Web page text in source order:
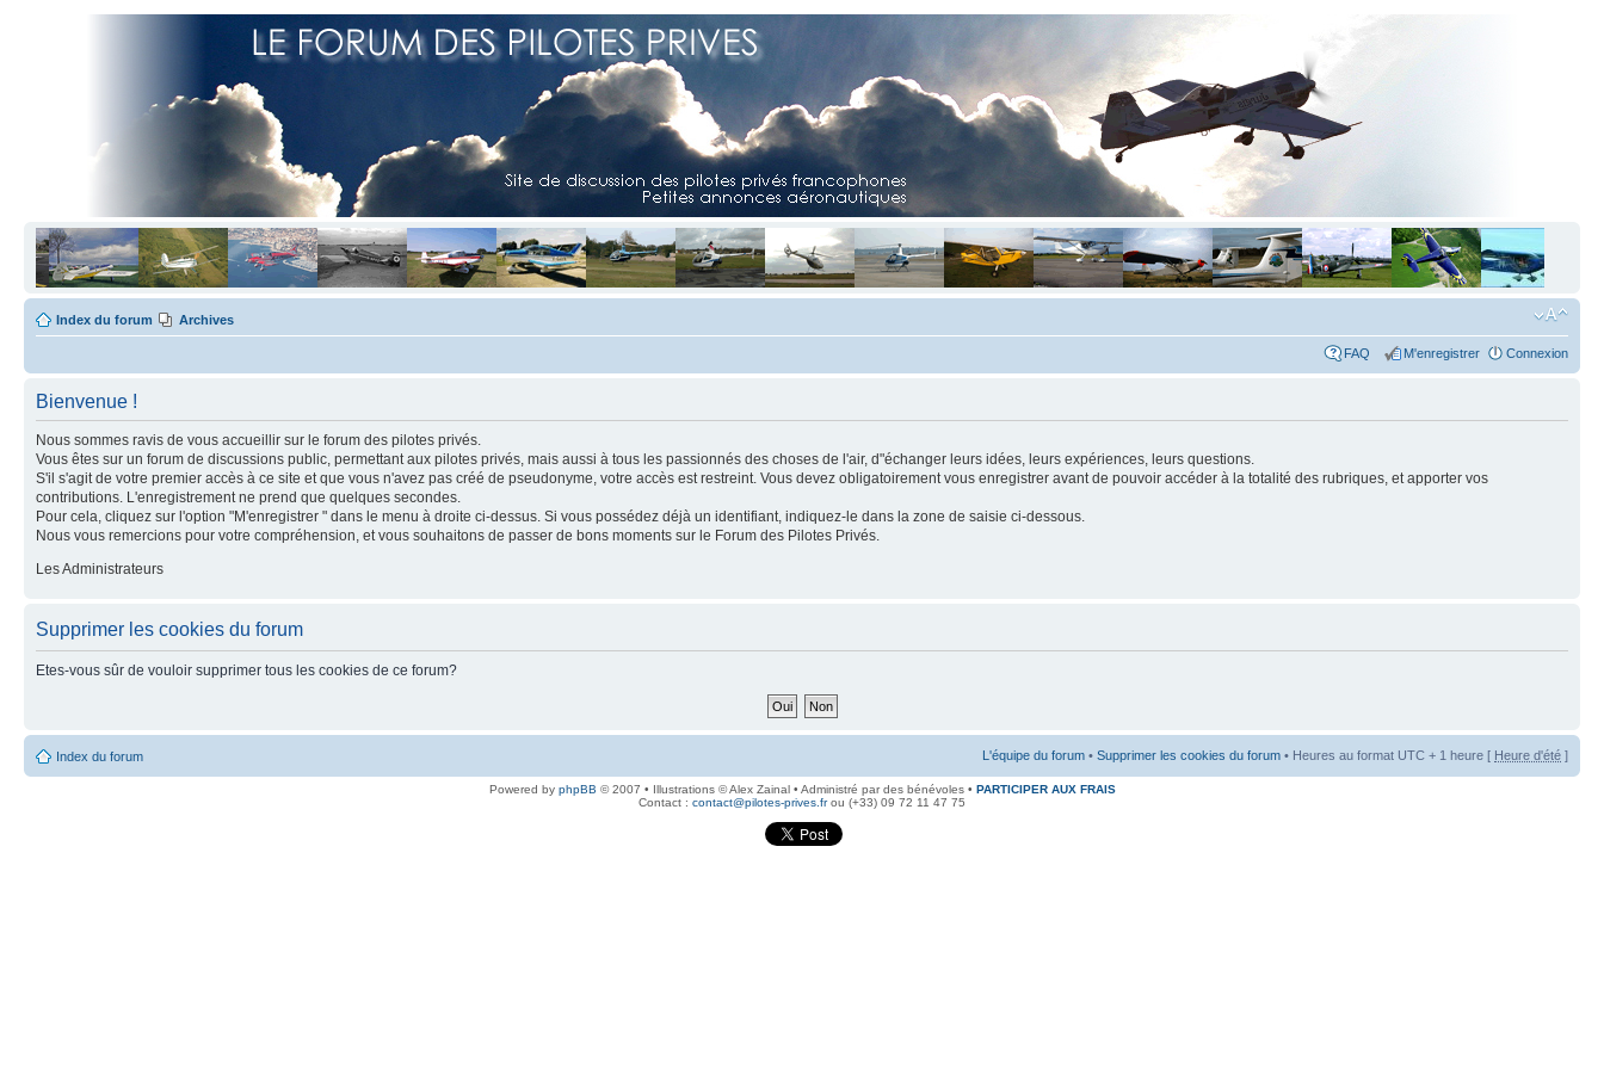
Index du forum Archives
FAQ M'enregistrer Connexion
Bienvenue !
Nous sommes ravis de vous accueillir sur le forum des pilotes privés.
Vous êtes sur un forum de discussions public, permettant aux pilotes privés, mais aussi à tous les passionnés des choses de l'air, d"échanger leurs idées, leurs expériences, leurs questions.
S'il s'agit de votre premier accès à ce site et que vous n'avez pas créé de pseudonyme, votre accès est restreint. Vous devez obligatoirement vous enregistrer avant de pouvoir accéder à la totalité des rubriques, et apporter vos
contributions. L'enregistrement ne prend que quelques secondes.
Pour cela, cliquez sur l'option "M'enregistrer " dans le menu à droite ci-dessus. Si vous possédez déjà un identifiant, indiquez-le dans la zone de saisie ci-dessous.
Nous vous remercions pour votre compréhension, et vous souhaitons de passer de bons moments sur le Forum des Pilotes Privés.
Les Administrateurs
Supprimer les cookies du forum
Etes-vous sûr de vouloir supprimer tous les cookies de ce forum?
Index du forum L'équipe du forum • Supprimer les cookies du forum • Heures au format UTC + 1 heure [ Heure d'été ]
Powered by phpBB © 2007 • Illustrations © Alex Zainal • Administré par des bénévoles • PARTICIPER AUX FRAIS
Contact : contact@pilotes-prives.frou (+33) 09 72 11 47 75